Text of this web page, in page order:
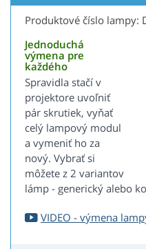
Produktové číslo lampy:
Jednoduchá
výmena pre
každého
Spravidla stačí v
projektore uvoľniť
pár skrutiek, vyňať
celý lampový modul
a vymeniť ho za
nový. Vybrať si
môžete z 2 variantov
lámp - generický alebo
VIDEO - výmena